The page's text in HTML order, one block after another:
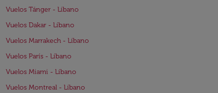
Vuelos Tánger - Líbano
Vuelos Dakar - Líbano
Vuelos Marrakech - Líbano
Vuelos París - Líbano
Vuelos Miami - Líbano
Vuelos Montreal - Líbano